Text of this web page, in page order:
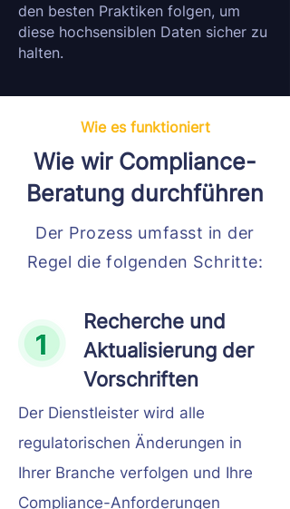
den besten Praktiken folgen, um
diese hochsensiblen Daten sicher zu
halten.
Wie es funktioniert
Wie wir Compliance-
Beratung durchführen
Der Prozess umfasst in der
Regel die folgenden Schritte:
Recherche und
Aktualisierung der
Vorschriften
Der Dienstleister wird alle
regulatorischen Änderungen in
Ihrer Branche verfolgen und Ihre
Compliance-Anforderungen